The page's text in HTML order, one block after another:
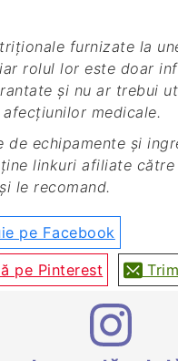
rolul lor este doar
și nu ar trebui
medicale.
linkuri afiliate
le recomand.
pe Facebook
pe Pinterest